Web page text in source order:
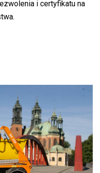
i certyfikatu na